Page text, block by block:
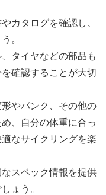
カタログを確認し、
。
タイヤなどの部品も
確認することが大切
やパンク、その他の
、自分の体重に合っ
なサイクリングを楽
スペック情報を提供
ょう。